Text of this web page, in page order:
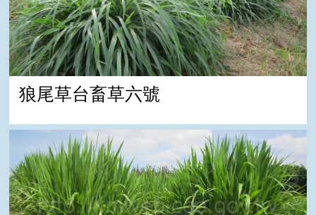
狼尾草台畜草六號
狼尾草台畜草七號